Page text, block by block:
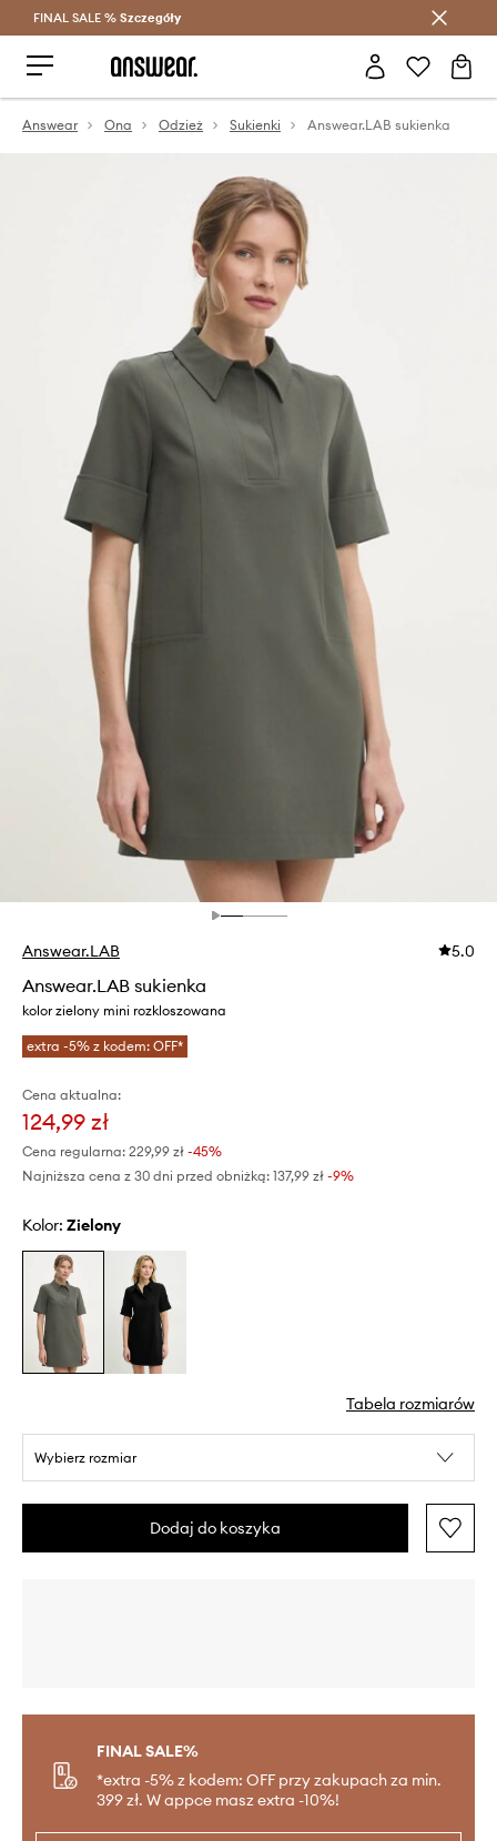
Oszczędzaj z Answear Club >
FINAL SALE % Szczegóły
Answear Ona Odzież Sukienki Answear.LAB sukienka
Answear.LAB 5.0
Answear.LAB sukienka
kolor zielony mini rozkloszowana
extra -5% z kodem: OFF*
Cena aktualna:
124,99 zł
Cena regularna: 229,99 zł -45%
Najniższa cena z 30 dni przed obniżką: 137,99 zł -9%
Kolor: zielony
Tabela rozmiarów
Wybierz rozmiar
Dodaj do koszyka
FINAL SALE%
*extra -5% z kodem: OFF przy zakupach za min.
399 zł. W appce masz extra -10%!